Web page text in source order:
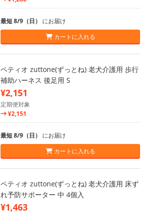
最短 8/9（日） にお届け
カートに入れる
ペティオ zuttone(ずっとね) 老犬介護用 歩行
補助ハーネス 後足用 S
¥2,151
定期便対象
¥2,151
最短 8/9（日） にお届け
カートに入れる
ペティオ zuttone(ずっとね) 老犬介護用 床ず
れ予防サポーター 中 4個入
¥1,463